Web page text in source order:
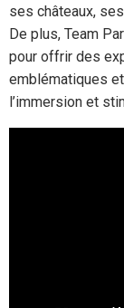
ses châteaux,
De plus, Team
pour offrir des
emblématiques
l’immersion et